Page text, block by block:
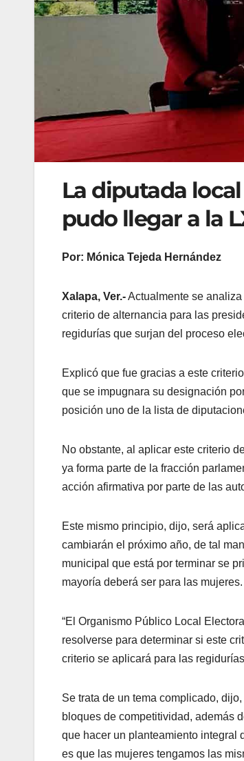
La diputada
pudo llegar a la
Por: Mónica Tejeda Hernández
Xalapa, Ver.-Actualmente se
criterio de alternancia para las
regidurías que surjan del proceso
Explicó que fue gracias a este
que se impugnara su designación
posición uno de la lista de
No obstante, al aplicar este criterio
ya forma parte de la fracción
acción afirmativa por parte de las
Este mismo principio, dijo, será
cambiarán el próximo año, de tal
municipal que está por terminar se
mayoría deberá ser para las mujeres.
“El Organismo Público Local
resolverse para determinar si este
criterio se aplicará para las
Se trata de un tema complicado,
bloques de competitividad, además
que hacer un planteamiento integral
es que las mujeres tengamos las